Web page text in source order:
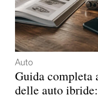
Auto
Guida completa
delle auto